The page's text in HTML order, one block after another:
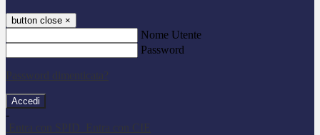
button close ×
Nome Utente
Password
Password dimenticata?
-
Entra con SPID
Entra con CIE